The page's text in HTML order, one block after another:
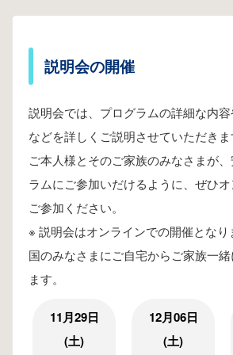
説明会の開催
説明会では、プログラムの詳細な内
などを詳しくご説明させていただき
ご本人様とそのご家族のみなさまが
ラムにご参加いだけるように、ぜひ
ご参加ください。
※ 説明会はオンラインでの開催とな
国のみなさまにご自宅からご家族一
ます。
11月29日
(土)
12月06日
(土)